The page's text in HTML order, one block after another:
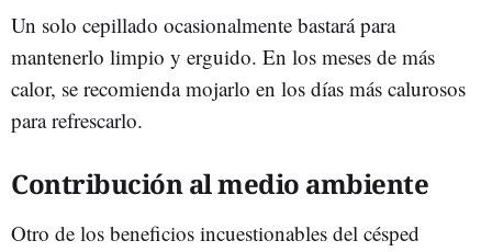
Un solo cepillado ocasionalmente bastará para
mantenerlo limpio y erguido. En los meses de más
calor, se recomienda mojarlo en los días más calurosos
para refrescarlo.
Contribución al medio ambiente
Otro de los beneficios incuestionables del césped